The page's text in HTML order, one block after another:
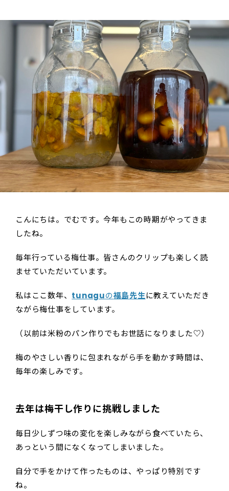
こんにちは。でむです。今年もこの時期がやってきま
したね。
毎年行っている梅仕事。皆さんのクリップも楽しく読
ませていただいています。
私はここ数年、 tunaguの福島先生に教えていただき
ながら梅仕事をしています。
（以前は米粉のパン作りでもお世話になりました♡）
梅のやさしい香りに包まれながら手を動かす時間は、
毎年の楽しみです。
去年は梅干し作りに挑戦しました
毎日少しずつ味の変化を楽しみながら食べていたら、
あっという間になくなってしまいました。
自分で手をかけて作ったものは、やっぱり特別です
ね。